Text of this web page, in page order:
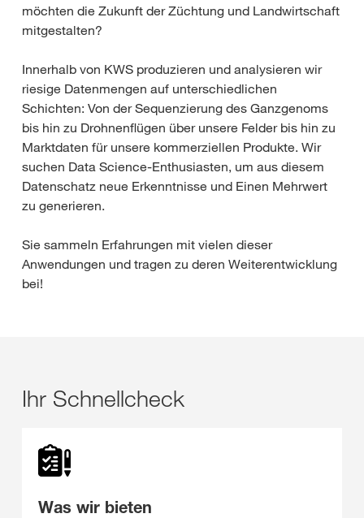
möchten die Zukunft der Züchtung und Landwirtschaft
mitgestalten?
Innerhalb von KWS produzieren und analysieren wir
riesige Datenmengen auf unterschiedlichen
Schichten: Von der Sequenzierung des Ganzgenoms
bis hin zu Drohnenflügen über unsere Felder bis hin zu
Marktdaten für unsere kommerziellen Produkte. Wir
suchen Data Science-Enthusiasten, um aus diesem
Datenschatz neue Erkenntnisse und Einen Mehrwert
zu generieren.
Sie sammeln Erfahrungen mit vielen dieser
Anwendungen und tragen zu deren Weiterentwicklung
bei!
Ihr Schnellcheck
Was wir bieten